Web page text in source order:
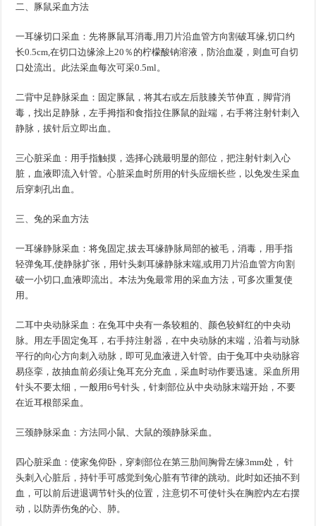
二、豚鼠采血方法
一耳缘切口采血：先将豚鼠耳消毒,用刀片沿血管方向割破耳缘,切口约
长0.5cm,在切口边缘涂上20％的柠檬酸钠溶液，防治血凝，则血可自切
口处流出。此法采血每次可采0.5ml。
二背中足静脉采血：固定豚鼠，将其右或左后肢膝关节伸直，脚背消
毒，找出足静脉，左手拇指和食指拉住豚鼠的趾端，右手将注射针刺入
静脉，拔针后立即出血。
三心脏采血：用手指触摸，选择心跳最明显的部位，把注射针刺入心
脏，血液即流入针管。心脏采血时所用的针头应细长些，以免发生采血
后穿刺孔出血。
三、兔的采血方法
一耳缘静脉采血：将兔固定,拔去耳缘静脉局部的被毛，消毒，用手指
轻弹兔耳,使静脉扩张，用针头刺耳缘静脉末端,或用刀片沿血管方向割
破一小切口,血液即流出。本法为兔最常用的采血方法，可多次重复使
用。
二耳中央动脉采血：在兔耳中央有一条较粗的、颜色较鲜红的中央动
脉。用左手固定兔耳，右手持注射器，在中央动脉的末端，沿着与动脉
平行的向心方向刺入动脉，即可见血液进入针管。由于兔耳中央动脉容
易痉挛，故抽血前必须让兔耳充分充血，采血时动作要迅速。采血所用
针头不要太细，一般用6号针头，针刺部位从中央动脉末端开始，不要
在近耳根部采血。
三颈静脉采血：方法同小鼠、大鼠的颈静脉采血。
四心脏采血：使家兔仰卧，穿刺部位在第三肋间胸骨左缘3mm处， 针
头刺入心脏后，持针手可感觉到兔心脏有节律的跳动。此时如还抽不到
血，可以前后进退调节针头的位置，注意切不可使针头在胸腔内左右摆
动，以防弄伤兔的心、肺。